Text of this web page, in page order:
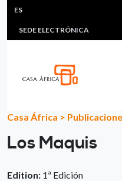
Pasar al contenido principal
HEADER MENU
MULTIMEDIA
SEDE ELECTRÓNICA
ES
Casa África >
Los Maquis
Edition: 1ª Edición